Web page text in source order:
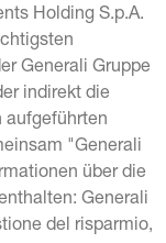
Holding S.p.A.
Generali Gruppe
indirekt die
aufgeführten
"Generali
über die
Generali
del risparmio,